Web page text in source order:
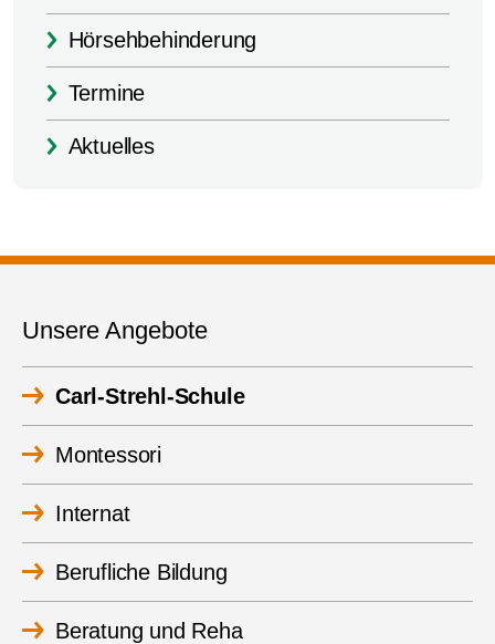
Hörsehbehinderung
Termine
Aktuelles
Unsere Angebote
Carl-Strehl-Schule
Montessori
Internat
Berufliche Bildung
Beratung und Reha